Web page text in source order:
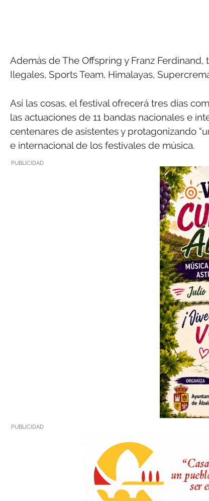
Además de The Offspring y Franz
Ilegales, Sports Team, Himalayas,
Así las cosas, el festival ofrecerá tres días
las actuaciones de 11 bandas nacionales e
centenares de asistentes y protagonizando
e internacional de los festivales de música.
PUBLICIDAD
PUBLICIDAD